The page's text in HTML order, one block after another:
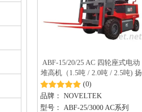
ABF-15/20/25 AC 四轮座式电动
堆高机（1.5吨 / 2.0吨 / 2.5吨) 扬
高3000Mm - noveltek
(0)
品牌：
NOVELTEK
型号：
ABF-25/3000 AC系列